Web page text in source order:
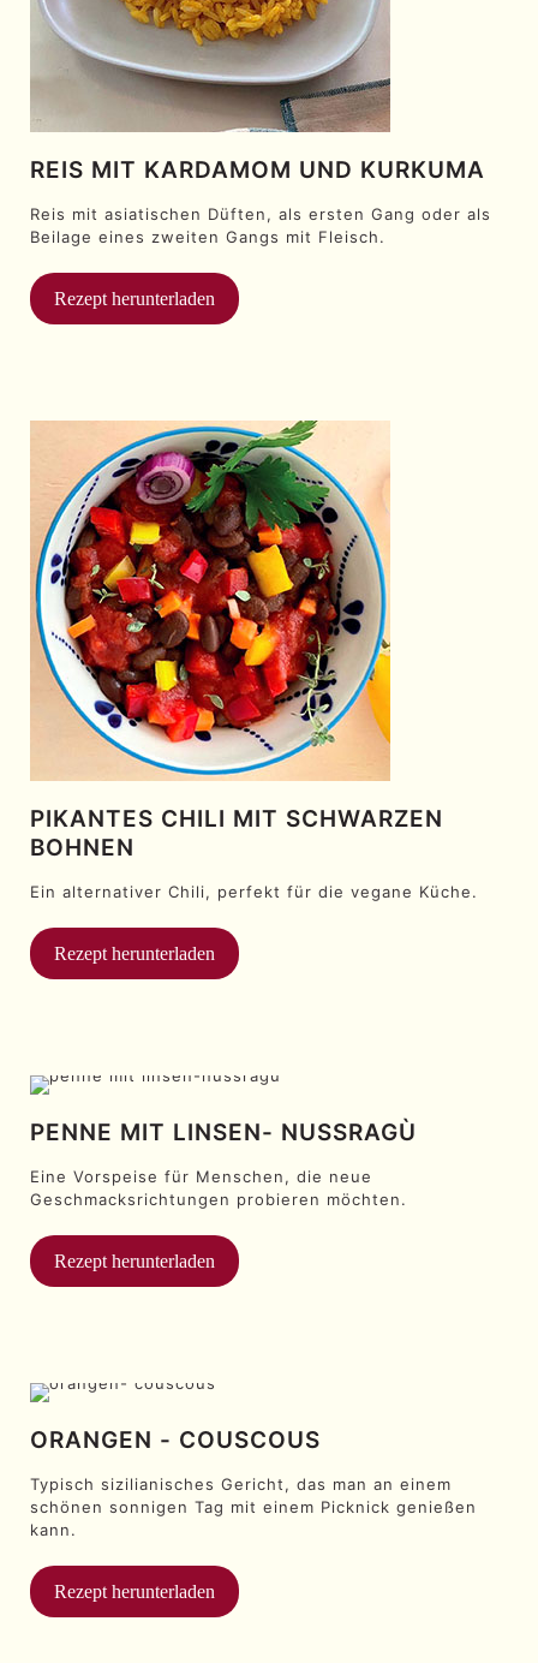
REIS MIT KARDAMOM UND KURKUMA
Reis mit asiatischen Düften, als ersten Gang oder als
Beilage eines zweiten Gangs mit Fleisch.
Rezept herunterladen
PIKANTES CHILI MIT SCHWARZEN
BOHNEN
Ein alternativer Chili, perfekt für die vegane Küche.
Rezept herunterladen
PENNE MIT LINSEN- NUSSRAGÙ
Eine Vorspeise für Menschen, die neue
Geschmacksrichtungen probieren möchten.
Rezept herunterladen
ORANGEN - COUSCOUS
Typisch sizilianisches Gericht, das man an einem
schönen sonnigen Tag mit einem Picknick genießen
kann.
Rezept herunterladen